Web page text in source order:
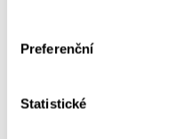
Preferenční
Statistické